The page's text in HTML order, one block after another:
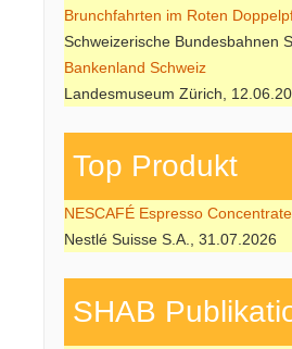
Brunchfahrten im Roten
Schweizerische Bundesbahnen
Bankenland Schweiz
Landesmuseum Zürich,
Top Produkt
NESCAFÉ Espresso Concentrate
Nestlé Suisse S.A., 31.07.2026
SHAB